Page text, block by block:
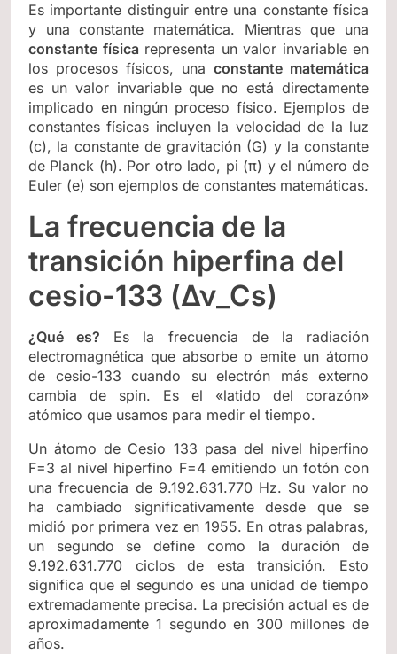
Es importante distinguir entre una constante física
y una constante matemática. Mientras que una
constante física representa un valor invariable en
los procesos físicos, una constante matemática
es un valor invariable que no está directamente
implicado en ningún proceso físico. Ejemplos de
constantes físicas incluyen la velocidad de la luz
(c), la constante de gravitación (G) y la constante
de Planck (h). Por otro lado, pi (π) y el número de
Euler (e) son ejemplos de constantes matemáticas.
La frecuencia de la
transición hiperfina del
cesio-133 (Δν_Cs)
¿Qué es? Es la frecuencia de la radiación
electromagnética que absorbe o emite un átomo
de cesio-133 cuando su electrón más externo
cambia de spin. Es el «latido del corazón»
atómico que usamos para medir el tiempo.
Un átomo de Cesio 133 pasa del nivel hiperfino
F=3 al nivel hiperfino F=4 emitiendo un fotón con
una frecuencia de 9.192.631.770 Hz. Su valor no
ha cambiado significativamente desde que se
midió por primera vez en 1955. En otras palabras,
un segundo se define como la duración de
9.192.631.770 ciclos de esta transición. Esto
significa que el segundo es una unidad de tiempo
extremadamente precisa. La precisión actual es de
aproximadamente 1 segundo en 300 millones de
años.